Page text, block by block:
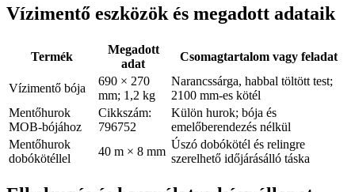
Vízimentő eszközök és megadott adataik
Termék
Megadott
adat
Csomagtartalom vagy feladat
Vízimentő bója
690 × 270
mm; 1,2 kg
Narancssárga, habbal töltött test;
2100 mm-es kötél
Mentőhurok
MOB-bójához
Cikkszám:
796752
Külön hurok; bója és
emelőberendezés nélkül
Mentőhurok
dobókötéllel
40 m × 8 mm
Úszó dobókötél és relingre
szerelhető időjárásálló táska